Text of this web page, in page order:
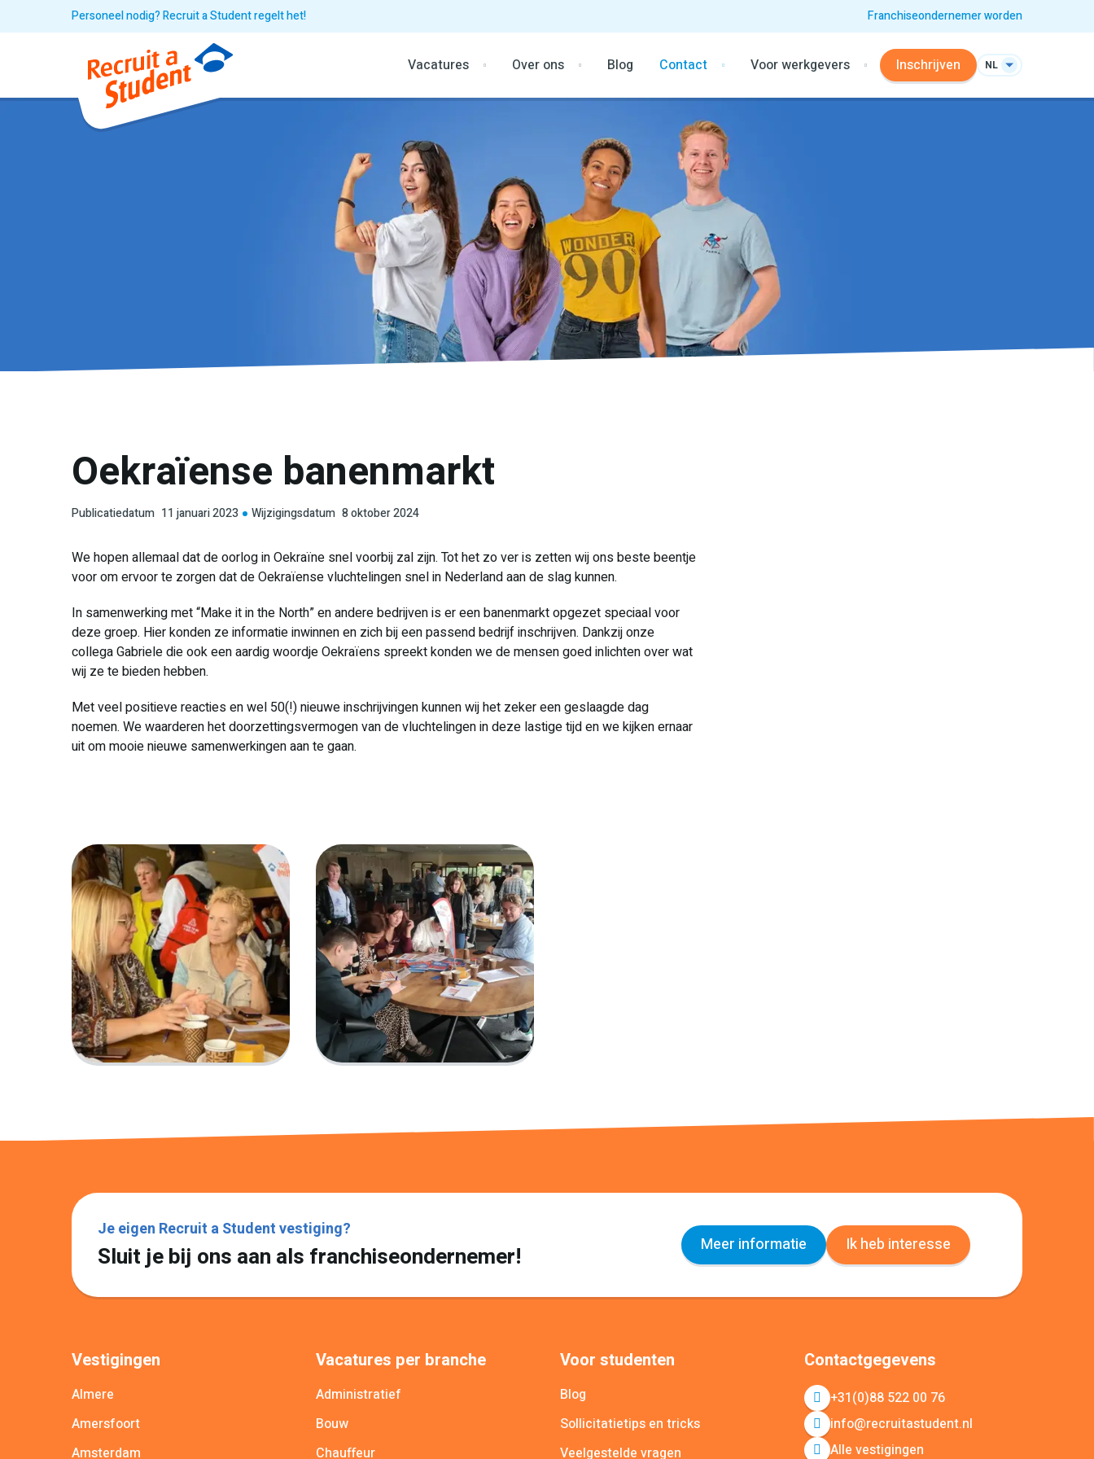
Personeel nodig? Recruit a Student regelt het! Franchiseondernemer worden
Vacatures Over ons Blog Contact Voor werkgevers Inschrijven NL
Oekraïense banenmarkt
Publicatiedatum 11 januari 2023 Wijzigingsdatum 8 oktober 2024
We hopen allemaal dat de oorlog in Oekraïne snel voorbij zal zijn. Tot het zo ver is zetten wij ons beste beentje
voor om ervoor te zorgen dat de Oekraïense vluchtelingen snel in Nederland aan de slag kunnen.
In samenwerking met “Make it in the North” en andere bedrijven is er een banenmarkt opgezet speciaal voor
deze groep. Hier konden ze informatie inwinnen en zich bij een passend bedrijf inschrijven. Dankzij onze
collega Gabriele die ook een aardig woordje Oekraïens spreekt konden we de mensen goed inlichten over wat
wij ze te bieden hebben.
Met veel positieve reacties en wel 50(!) nieuwe inschrijvingen kunnen wij het zeker een geslaagde dag
noemen. We waarderen het doorzettingsvermogen van de vluchtelingen in deze lastige tijd en we kijken ernaar
uit om mooie nieuwe samenwerkingen aan te gaan.
Je eigen Recruit a Student vestiging?
Sluit je bij ons aan als franchiseondernemer! Meer informatie Ik heb interesse
Vestigingen
Almere
Amersfoort
Amsterdam
Vacatures per branche
Administratief
Bouw
Chauffeur
Voor studenten
Blog
Sollicitatietips en tricks
Veelgestelde vragen
Contactgegevens
+31(0)88 522 00 76
info@recruitastudent.nl
Alle vestigingen